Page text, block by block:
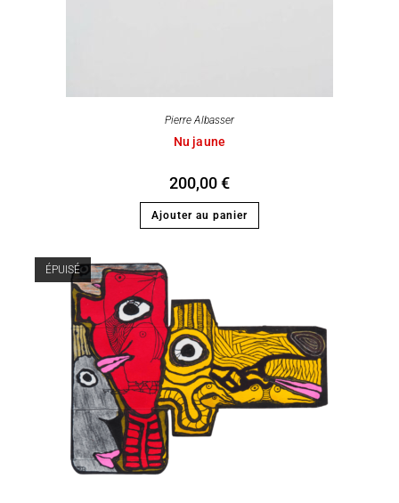
Pierre Albasser
Nu jaune
200,00€
Ajouter au panier
ÉPUISÉ